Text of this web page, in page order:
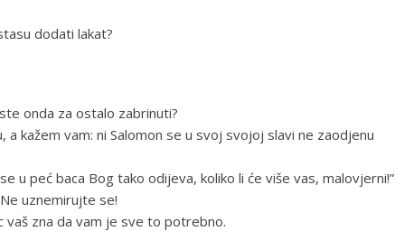
dodati lakat?
onda za ostalo zabrinuti?
kažem vam: ni Salomon se u svoj svojoj slavi ne zaodjenu
u peć baca Bog tako odijeva, koliko li će više vas, malovjerni!”
uznemirujte se!
zna da vam je sve to potrebno.